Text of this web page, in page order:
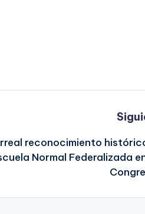
reconocimiento
Normal Federalizada